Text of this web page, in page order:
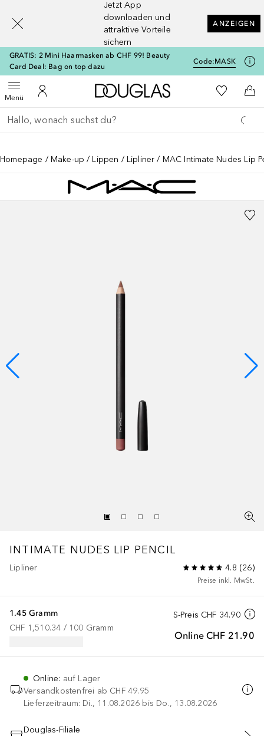
Jetzt App
downloaden und
attraktive Vorteile
sichern
ANZEIGEN
GRATIS: 2 Mini Haarmasken ab CHF 99! Beauty
Card Deal: Bag on top dazu
Code:MASK
MenüMenü öffnenZu Meinem Kundenkonto
Zur Douglas Startseite
Zu Meiner
Gehe zurück
Suche ausführen
Homepage Make-up Lippen Lipliner MAC Intimate Nudes Lip
INTIMATE NUDES LIP PENCIL
Lipliner 4.8 (26)
Preise inkl. MwSt.
S-Preis CHF 34.90
Online CHF 21.90
1.45 Gramm
CHF 1,510.34 / 100 Gramm
Online: auf Lager
Versandkostenfrei ab CHF 49.95
Lieferzeitraum: Di., 11.08.2026 bis Do., 13.08.2026
Douglas-Filiale
[navigation.slideout.screenreader]